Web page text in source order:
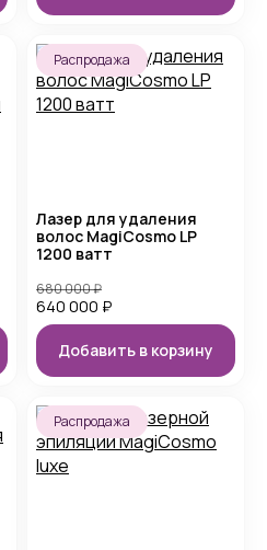
Распродажа
Лазер для удаления
волос MagiCosmo LP
1200 ватт
640 000 ₽
680 000₽
Добавить в корзину
Распродажа